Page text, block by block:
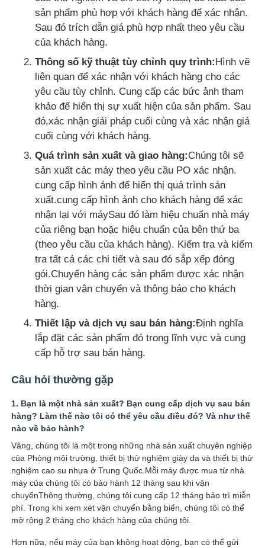
sản phẩm phù hợp với khách hàng để xác nhận.
Sau đó trích dẫn giá phù hợp nhất theo yêu cầu
của khách hàng.
Thông số kỹ thuật tùy chỉnh quy trình: Hình vẽ
liên quan để xác nhận với khách hàng cho các
yêu cầu tùy chỉnh. Cung cấp các bức ảnh tham
khảo để hiển thị sự xuất hiện của sản phẩm. Sau
đó,xác nhận giải pháp cuối cùng và xác nhận giá
cuối cùng với khách hàng.
Quá trình sản xuất và giao hàng:Chúng tôi sẽ
sản xuất các máy theo yêu cầu PO xác nhận.
cung cấp hình ảnh để hiển thị quá trình sản
xuất.cung cấp hình ảnh cho khách hàng để xác
nhận lại với máySau đó làm hiệu chuẩn nhà máy
của riêng bạn hoặc hiệu chuẩn của bên thứ ba
(theo yêu cầu của khách hàng). Kiểm tra và kiểm
tra tất cả các chi tiết và sau đó sắp xếp đóng
gói.Chuyển hàng các sản phẩm được xác nhận
thời gian vận chuyển và thông báo cho khách
hàng.
Thiết lập và dịch vụ sau bán hàng:Định nghĩa
lắp đặt các sản phẩm đó trong lĩnh vực và cung
cấp hỗ trợ sau bán hàng.
Câu hỏi thường gặp
1. Bạn là một nhà sản xuất? Bạn cung cấp dịch vụ sau bán
hàng? Làm thế nào tôi có thể yêu cầu điều đó? Và như thế
nào về bảo hành?
Vâng, chúng tôi là một trong những nhà sản xuất chuyên nghiệp
của Phòng môi trường, thiết bị thử nghiệm giày da và thiết bị thử
nghiệm cao su nhựa ở Trung Quốc.Mỗi máy được mua từ nhà
máy của chúng tôi có bảo hành 12 tháng sau khi vận
chuyểnThông thường, chúng tôi cung cấp 12 tháng bảo trì miễn
phí. Trong khi xem xét vận chuyển bằng biển, chúng tôi có thể
mở rộng 2 tháng cho khách hàng của chúng tôi.
Hơn nữa, nếu máy của bạn không hoạt động, bạn có thể gửi